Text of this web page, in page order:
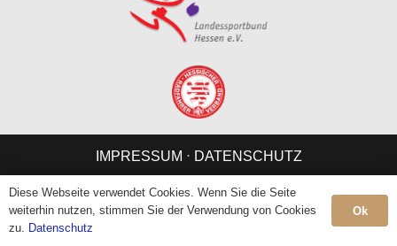
IMPRESSUM ⋅ DATENSCHUTZ
Diese Webseite verwendet Cookies. Wenn Sie die Seite
weiterhin nutzen, stimmen Sie der Verwendung von Cookies
zu. Datenschutz
Ok